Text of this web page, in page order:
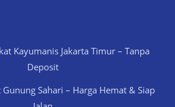
Kayumanis Jakarta Timur – Tanpa
Deposit
Sahari – Harga Hemat & Siap